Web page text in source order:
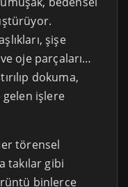
şişe
oje parçaları…
dokuma,
gelen işlere
törensel
takılar gibi
binlerce